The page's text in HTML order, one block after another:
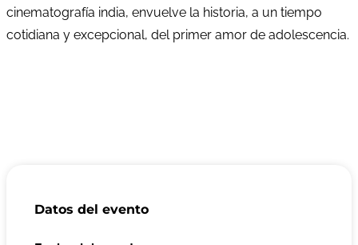
cinematografía india, envuelve la historia, a un tiempo
cotidiana y excepcional, del primer amor de adolescencia.
Datos del evento